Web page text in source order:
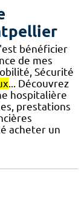
bénéficier
de mes
Sécurité
... Découvrez
hospitalière
prestations
acheter un